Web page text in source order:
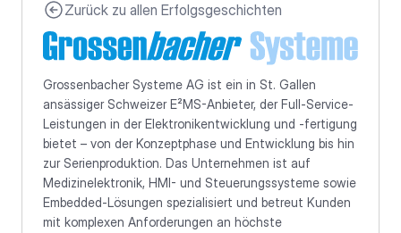
Zurück zu allen Erfolgsgeschichten
Grossenbacher Systeme AG ist ein in St. Gallen
ansässiger Schweizer E²MS-Anbieter, der Full-Service-
Leistungen in der Elektronikentwicklung und -fertigung
bietet – von der Konzeptphase und Entwicklung bis hin
zur Serienproduktion. Das Unternehmen ist auf
Medizinelektronik, HMI- und Steuerungssysteme sowie
Embedded-Lösungen spezialisiert und betreut Kunden
mit komplexen Anforderungen an höchste